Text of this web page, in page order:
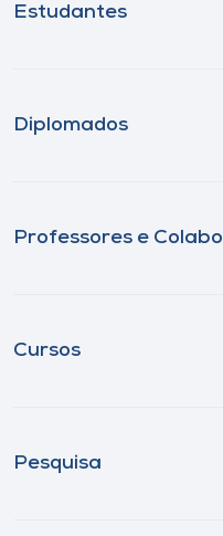
Estudantes
Diplomados
Professores e
Cursos
Pesquisa